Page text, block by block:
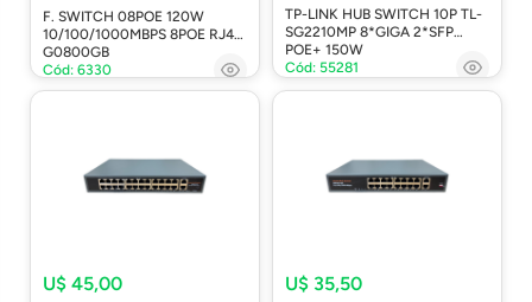
F. SWITCH 08POE 120W
10/100/1000MBPS 8POE RJ45
G0800GB
Cód: 6330
TP-LINK HUB SWITCH 10P TL-
SG2210MP 8*GIGA 2*SFP
POE+ 150W
Cód: 55281
U$ 45,00 U$ 35,50